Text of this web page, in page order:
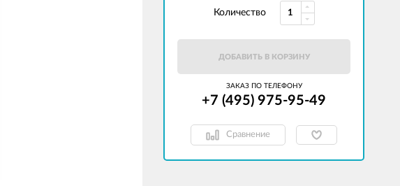
Количество
ДОБАВИТЬ В КОРЗИНУ
ЗАКАЗ ПО ТЕЛЕФОНУ
+7 (495) 975-95-49
Сравнение